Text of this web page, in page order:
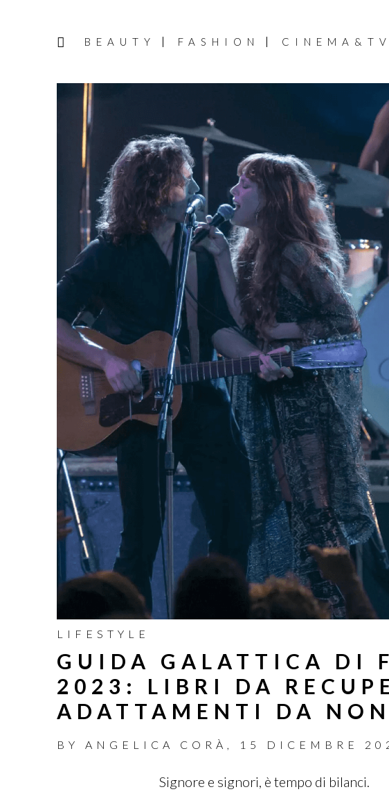
BEAUTY FASHION CINEMA&TV
LIFESTYLE
GUIDA GALATTICA DI
2023: LIBRI DA
ADATTAMENTI DA NON
BY ANGELICA CORÀ , 15 DICEMBRE
Signore e signori, è tempo di bilanci.